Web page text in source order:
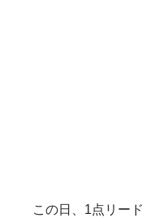
この日、1点リー